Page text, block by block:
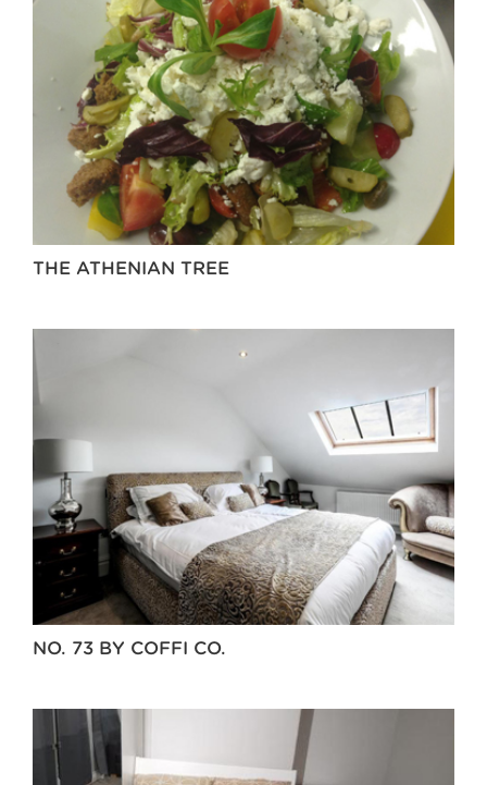
THE ATHENIAN TREE
NO. 73 BY COFFI CO.